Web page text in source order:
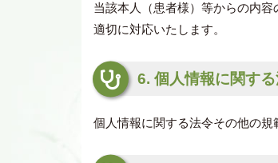
当該本人（患者様）等からの内
適切に対応いたします。
6. 個人情報に関す
個人情報に関する法令その他の規